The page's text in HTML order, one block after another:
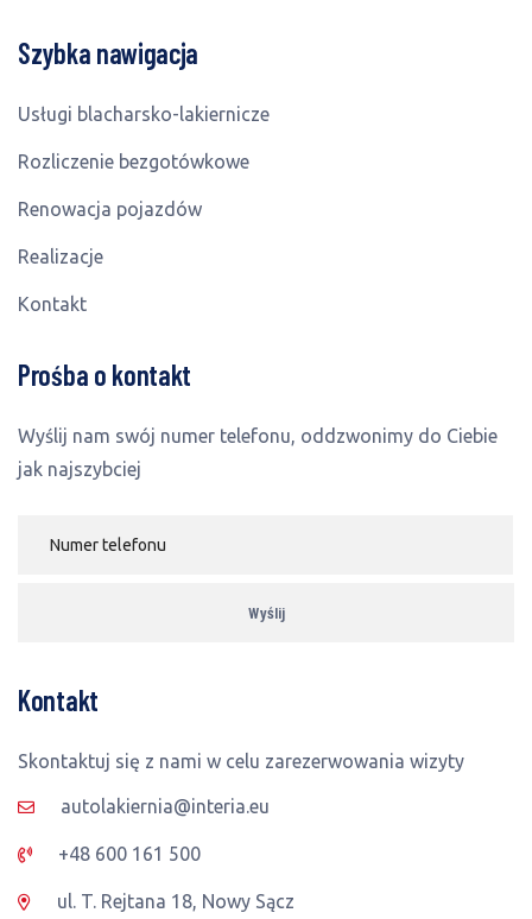
Szybka nawigacja
Usługi blacharsko-lakiernicze
Rozliczenie bezgotówkowe
Renowacja pojazdów
Realizacje
Kontakt
Prośba o kontakt
Wyślij nam swój numer telefonu, oddzwonimy do Ciebie
jak najszybciej
Kontakt
Skontaktuj się z nami w celu zarezerwowania wizyty
autolakiernia@interia.eu
+48 600 161 500
ul. T. Rejtana 18, Nowy Sącz